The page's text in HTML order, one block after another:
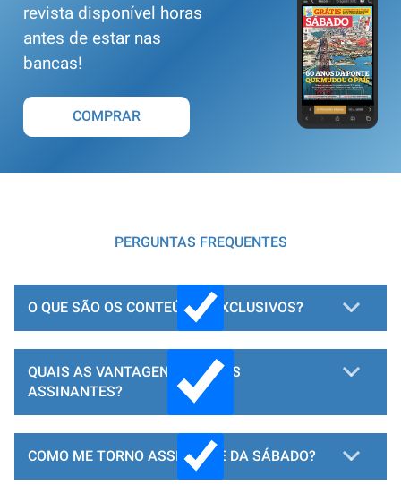
revista disponível horas
antes de estar nas
bancas!
COMPRAR
PERGUNTAS FREQUENTES
O QUE SÃO OS CONTEÚDOS EXCLUSIVOS?
QUAIS AS VANTAGENS PARA OS
ASSINANTES?
COMO ME TORNO ASSINANTE DA SÁBADO?